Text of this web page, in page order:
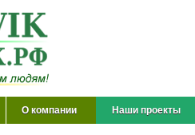
О компании Наши проекты